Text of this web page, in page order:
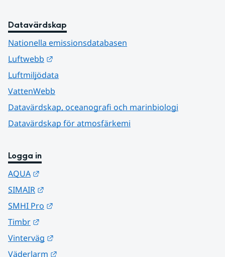
Datavärdskap
Nationella emissionsdatabasen
Luftwebb
Luftmiljödata
VattenWebb
Datavärdskap, oceanografi och marinbiologi
Datavärdskap för atmosfärkemi
Logga in
AQUA
SIMAIR
SMHI Pro
Timbr
Vinterväg
Väderlarm